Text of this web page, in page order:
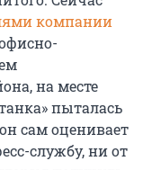
компании
на месте
пыталась
сам оценивает
службу, ни от